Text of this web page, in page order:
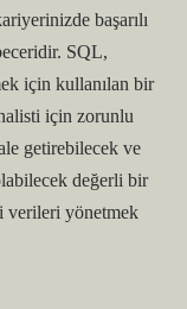
başarılı
SQL,
için kullanılan bir
için zorunlu
getirebilecek ve
değerli bir
verileri yönetmek